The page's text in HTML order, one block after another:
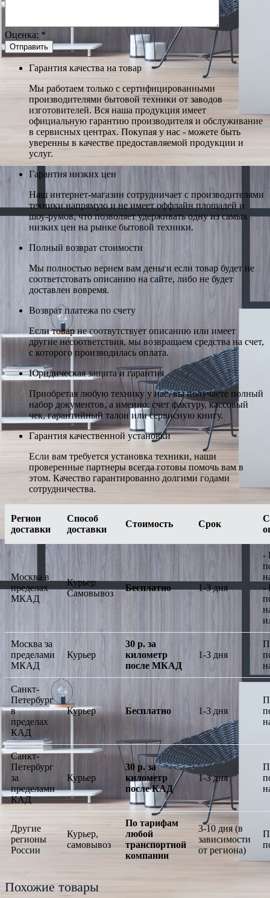
Оценка: *
Гарантия качества на товар
Мы работаем только с сертифицированными
производителями бытовой техники от заводов
изготовителей. Вся наша продукция имеет
официальную гарантию производителя и обслуживание
в сервисных центрах. Покупая у нас - можете быть
уверенны в качестве предоставляемой продукции и
услуг.
Гарантия низких цен
Наш интернет-магазин сотрудничает с производителями
техники напрямую и не имеет оффлайн площадей и
шоу-румов, что позволяет удерживать одну из самых
низких цен на рынке бытовой техники.
Полный возврат стоимости
Мы полностью вернем вам деньги если товар будет не
соответстовать описанию на сайте, либо не будет
доставлен вовремя.
Возврат платежа по счету
Если товар не соотвутствует описанию или имеет
другие несоответствия, мы возвращаем средства на счет,
с которого производилась оплата.
Юридическая защита и гарантия
Приобретая любую технику у нас, вы получаете полный
набор документов, а именно: счет фактуру, кассовый
чек, гарантийный талон или сервисную книгу.
Гарантия качественной установки
Если вам требуется установка техники, наши
проверенные партнеры всегда готовы помочь вам в
этом. Качество гарантированно долгими годами
сотрудничества.
Регион
доставки
Способ
доставки
Стоимость Срок
Москва в
пределах
МКАД
Курьер
Самовывоз
Бесплатно 1-3 дня
-
-
Москва за
пределами
МКАД
Курьер
30 р. за
километр
после МКАД
1-3 дня
Санкт-
Петербург
в
пределах
КАД
Курьер Бесплатно 1-3 дня
Санкт-
Петербург
за
пределами
КАД
Курьер
30 р. за
километр
после КАД
1-3 дня
Другие
регионы
России
Курьер,
самовывоз
По тарифам
любой
транспортной
компании
3-10 дня (в
зависимости
от региона)
Похожие товары